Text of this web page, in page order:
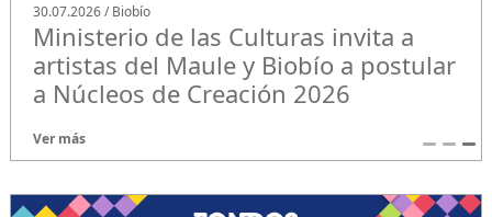
30.07.2026 / Biobío
Ministerio de las Culturas invita a
artistas del Maule y Biobío a postular
a Núcleos de Creación 2026
Ver más